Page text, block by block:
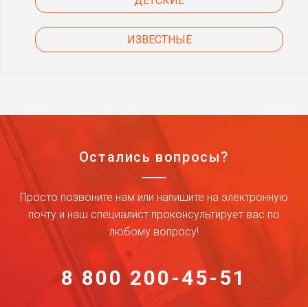
ИЗВЕСТНЫЕ
Остались вопросы?
Просто позвоните нам или напишите на электронную
почту и наш специалист проконсультирует вас по
любому вопросу!
8 800 200-45-51